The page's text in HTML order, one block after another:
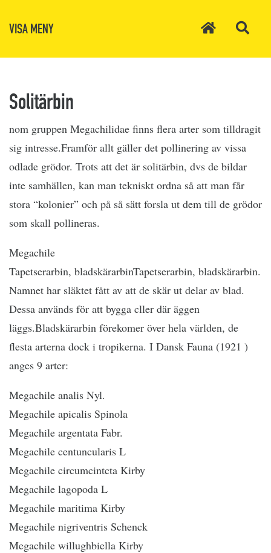
VISA MENY
Solitärbin
nom gruppen Megachilidae finns flera arter som tilldragit
sig intresse.Framför allt gäller det pollinering av vissa
odlade grödor. Trots att det är solitärbin, dvs de bildar
inte samhällen, kan man tekniskt ordna så att man får
stora “kolonier” och på så sätt forsla ut dem till de grödor
som skall pollineras.
Megachile
Tapetserarbin, bladskärarbinTapetserarbin, bladskärarbin.
Namnet har släktet fått av att de skär ut delar av blad.
Dessa används för att bygga cller där äggen
läggs.Bladskärarbin förekomer över hela världen, de
flesta arterna dock i tropikerna. I Dansk Fauna (1921 )
anges 9 arter:
Megachile analis Nyl.
Megachile apicalis Spinola
Megachile argentata Fabr.
Megachile centuncularis L
Megachile circumcintcta Kirby
Megachile lagopoda L
Megachile maritima Kirby
Megachile nigriventris Schenck
Megachile willughbiella Kirby